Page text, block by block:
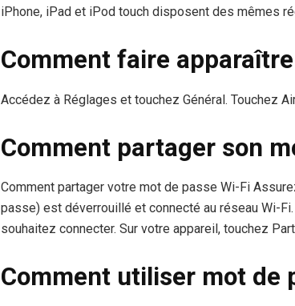
iPhone, iPad et iPod touch disposent des mêmes
Comment faire
Accédez à Réglages et touchez Général. Touchez
Comment partager son
Comment partager votre mot de passe Wi-Fi
passe) est déverrouillé et connecté au réseau Wi-
souhaitez connecter. Sur votre appareil, touchez
Comment utiliser mot de